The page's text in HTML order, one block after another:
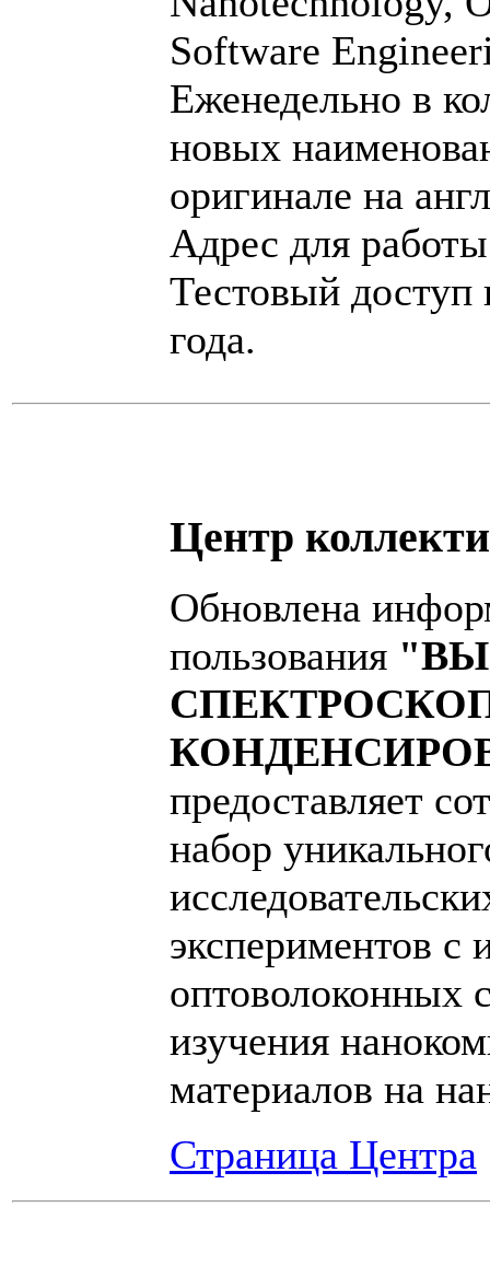
Software
Еженедельно в
новых
оригинале на
Адрес для
Тестовый доступ
года.
Центр
Обновлена
пользования
предоставляет
набор
экспериментов с
оптоволоконных
изучения
материалов на
Страница Центра